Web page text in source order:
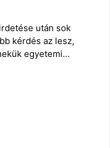
után sok
kérdés az lesz,
egyetemi…